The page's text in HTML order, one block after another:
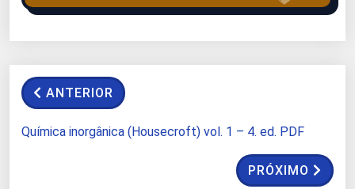
ANTERIOR
Química inorgânica (Housecroft) vol. 1 – 4. ed. PDF
PRÓXIMO